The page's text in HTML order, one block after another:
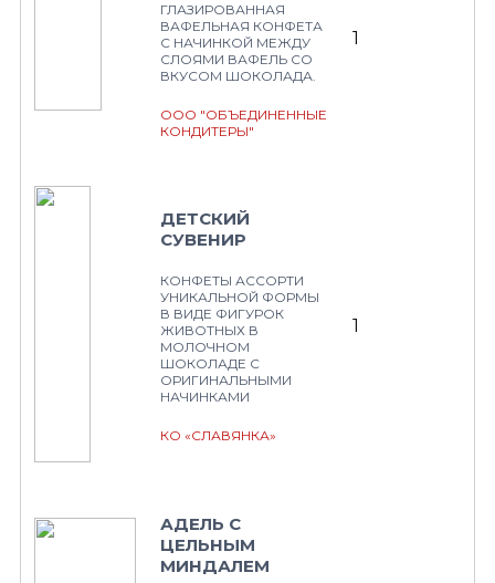
ГЛАЗИРОВАННАЯ
ВАФЕЛЬНАЯ КОНФЕТА
С НАЧИНКОЙ МЕЖДУ
СЛОЯМИ ВАФЕЛЬ СО
ВКУСОМ ШОКОЛАДА.
ООО "ОБЪЕДИНЕННЫЕ
КОНДИТЕРЫ"
1
ДЕТСКИЙ
СУВЕНИР
КОНФЕТЫ АССОРТИ
УНИКАЛЬНОЙ ФОРМЫ
В ВИДЕ ФИГУРОК
ЖИВОТНЫХ В
МОЛОЧНОМ
ШОКОЛАДЕ С
ОРИГИНАЛЬНЫМИ
НАЧИНКАМИ
КО «СЛАВЯНКА»
1
АДЕЛЬ С
ЦЕЛЬНЫМ
МИНДАЛЕМ